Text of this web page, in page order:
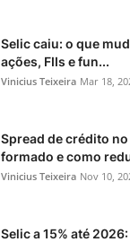
Selic caiu: o que
ações, FIIs e fun...
Vinicius Teixeira Mar 18,
Spread de crédito
formado e como
Vinicius Teixeira Nov 10,
Selic a 15% até